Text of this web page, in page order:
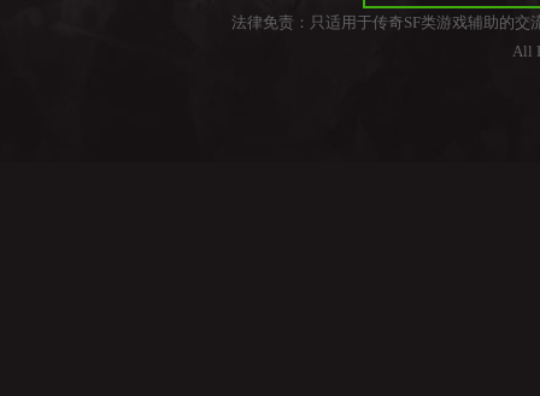
法律免责：只适用于传奇SF类游戏辅助的
All